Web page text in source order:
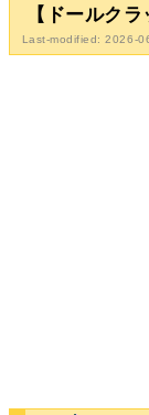
【ドールクラ
Last-modified: 2026-